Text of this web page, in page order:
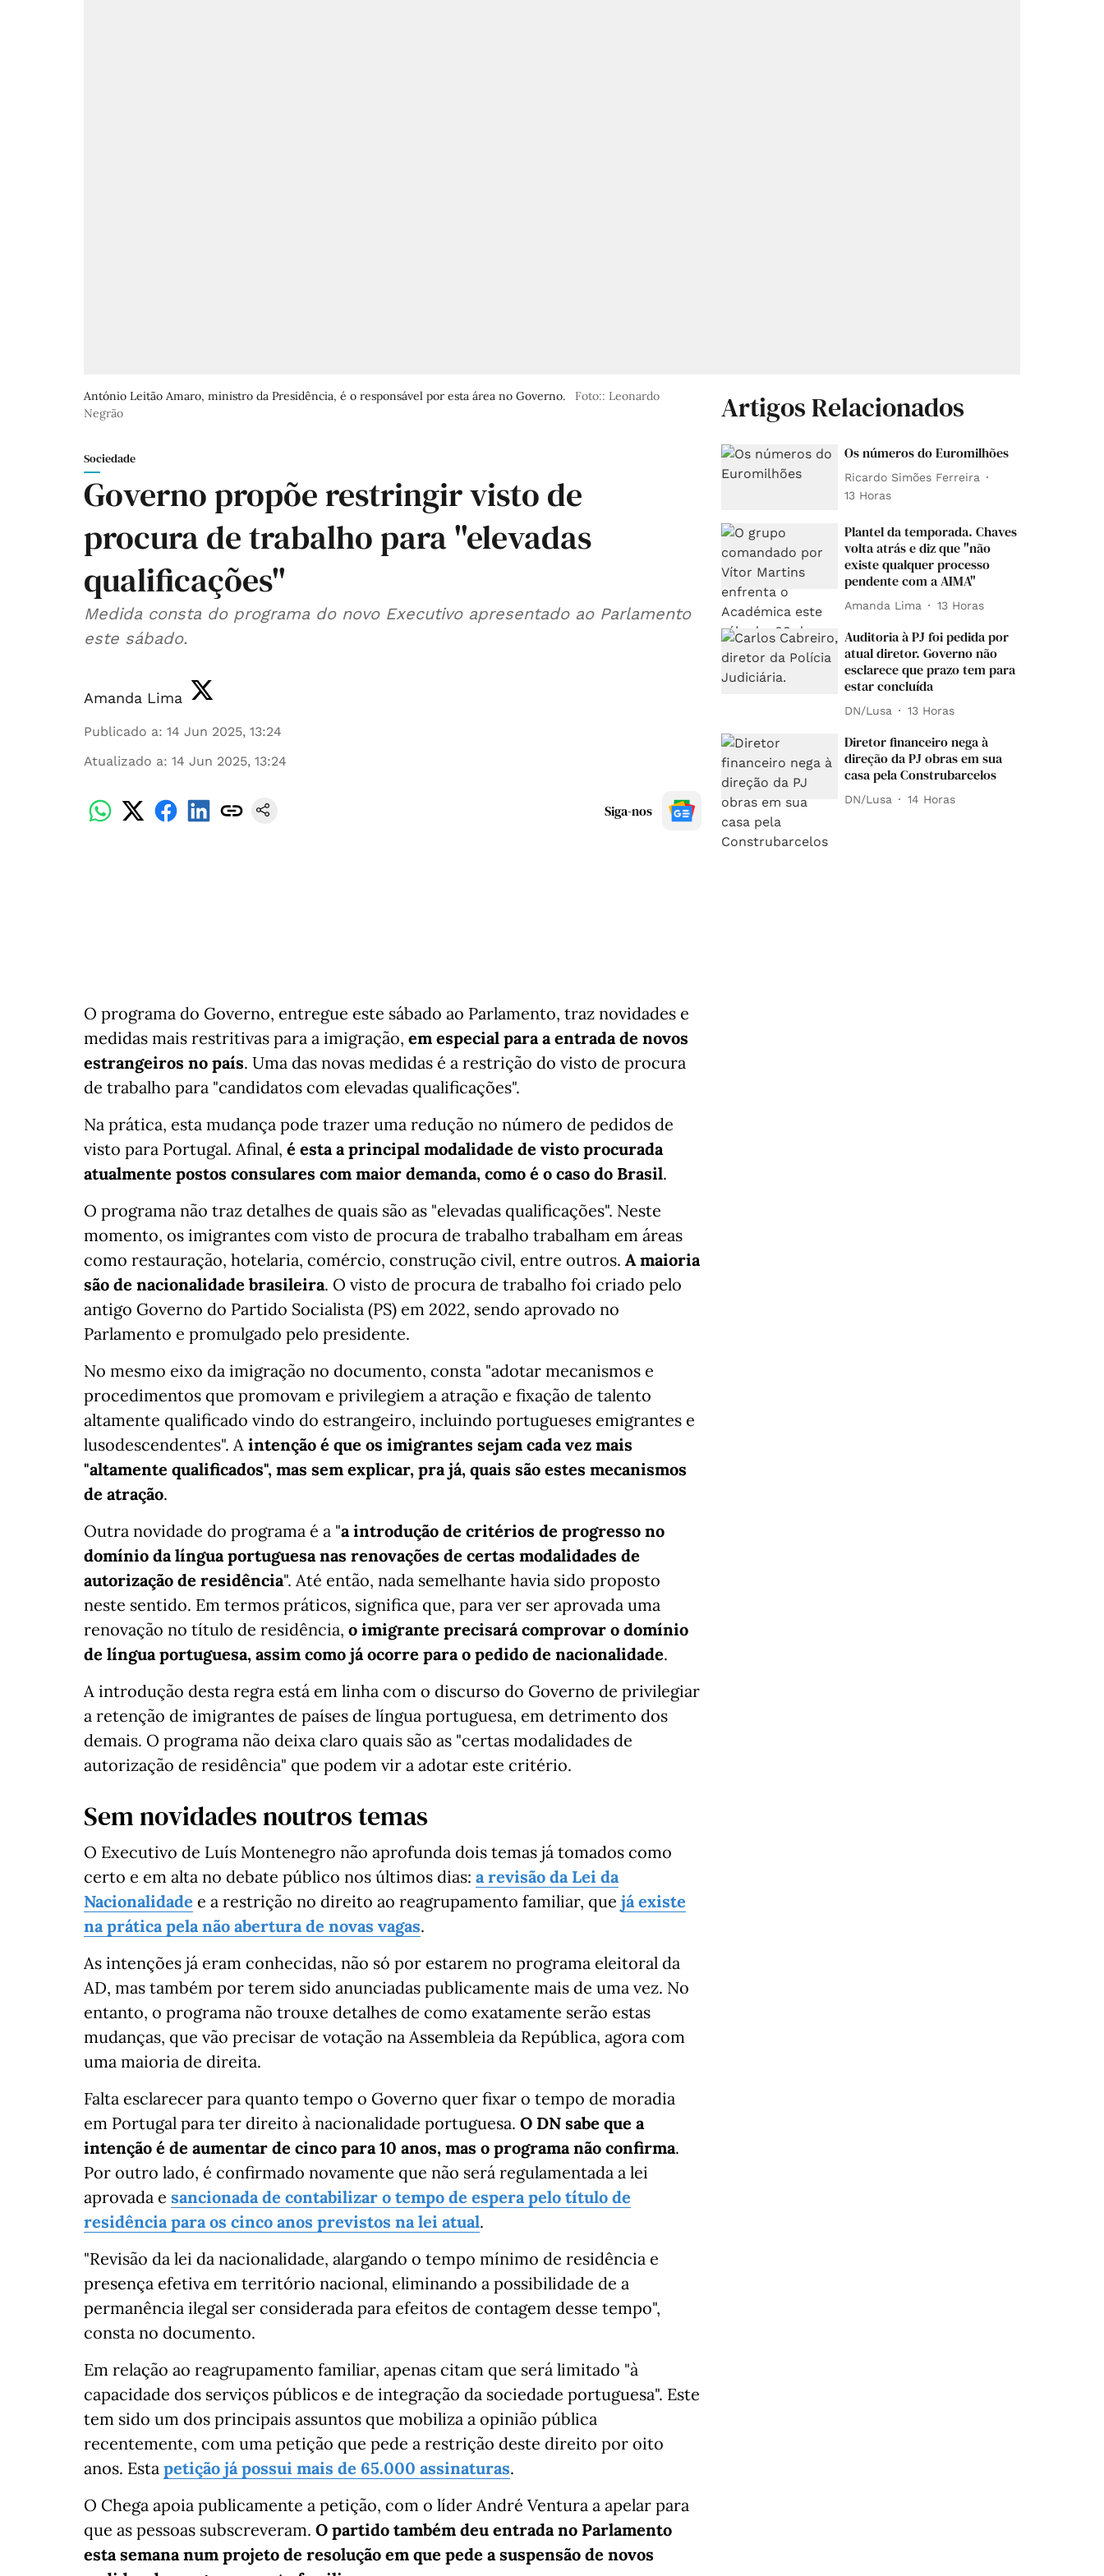
António Leitão Amaro, ministro da Presidência, é o responsável por esta área no Governo.
Foto:: Leonardo
Negrão
Sociedade
Governo propõe restringir visto de
procura de trabalho para "elevadas
qualificações"
Medida consta do programa do novo Executivo apresentado ao Parlamento
este sábado.
Amanda Lima
Publicado a: 14 Jun 2025, 13:24
Atualizado a: 14 Jun 2025, 13:24
Siga-nos
O programa do Governo, entregue este sábado ao Parlamento, traz novidades e
medidas mais restritivas para a imigração, em especial para a entrada de novos
estrangeiros no país. Uma das novas medidas é a restrição do visto de procura
de trabalho para "candidatos com elevadas qualificações".
Na prática, esta mudança pode trazer uma redução no número de pedidos de
visto para Portugal. Afinal, é esta a principal modalidade de visto procurada
atualmente postos consulares com maior demanda, como é o caso do Brasil.
O programa não traz detalhes de quais são as "elevadas qualificações". Neste
momento, os imigrantes com visto de procura de trabalho trabalham em áreas
como restauração, hotelaria, comércio, construção civil, entre outros. A maioria
são de nacionalidade brasileira. O visto de procura de trabalho foi criado pelo
antigo Governo do Partido Socialista (PS) em 2022, sendo aprovado no
Parlamento e promulgado pelo presidente.
No mesmo eixo da imigração no documento, consta "adotar mecanismos e
procedimentos que promovam e privilegiem a atração e fixação de talento
altamente qualificado vindo do estrangeiro, incluindo portugueses emigrantes e
lusodescendentes". A intenção é que os imigrantes sejam cada vez mais
"altamente qualificados", mas sem explicar, pra já, quais são estes mecanismos
de atração.
Outra novidade do programa é a "a introdução de critérios de progresso no
domínio da língua portuguesa nas renovações de certas modalidades de
autorização de residência". Até então, nada semelhante havia sido proposto
neste sentido. Em termos práticos, significa que, para ver ser aprovada uma
renovação no título de residência, o imigrante precisará comprovar o domínio
de língua portuguesa, assim como já ocorre para o pedido de nacionalidade.
A introdução desta regra está em linha com o discurso do Governo de privilegiar
a retenção de imigrantes de países de língua portuguesa, em detrimento dos
demais. O programa não deixa claro quais são as "certas modalidades de
autorização de residência" que podem vir a adotar este critério.
Sem novidades noutros temas
O Executivo de Luís Montenegro não aprofunda dois temas já tomados como
certo e em alta no debate público nos últimos dias: a revisão da Lei da
Nacionalidade e a restrição no direito ao reagrupamento familiar, que já existe
na prática pela não abertura de novas vagas.
As intenções já eram conhecidas, não só por estarem no programa eleitoral da
AD, mas também por terem sido anunciadas publicamente mais de uma vez. No
entanto, o programa não trouxe detalhes de como exatamente serão estas
mudanças, que vão precisar de votação na Assembleia da República, agora com
uma maioria de direita.
Falta esclarecer para quanto tempo o Governo quer fixar o tempo de moradia
em Portugal para ter direito à nacionalidade portuguesa. O DN sabe que a
intenção é de aumentar de cinco para 10 anos, mas o programa não confirma.
Por outro lado, é confirmado novamente que não será regulamentada a lei
aprovada e sancionada de contabilizar o tempo de espera pelo título de
residência para os cinco anos previstos na lei atual.
"Revisão da lei da nacionalidade, alargando o tempo mínimo de residência e
presença efetiva em território nacional, eliminando a possibilidade de a
permanência ilegal ser considerada para efeitos de contagem desse tempo",
consta no documento.
Em relação ao reagrupamento familiar, apenas citam que será limitado "à
capacidade dos serviços públicos e de integração da sociedade portuguesa". Este
tem sido um dos principais assuntos que mobiliza a opinião pública
recentemente, com uma petição que pede a restrição deste direito por oito
anos. Esta petição já possui mais de 65.000 assinaturas.
O Chega apoia publicamente a petição, com o líder André Ventura a apelar para
que as pessoas subscreveram. O partido também deu entrada no Parlamento
esta semana num projeto de resolução em que pede a suspensão de novos
Artigos Relacionados
Os números do Euromilhões
Ricardo Simões Ferreira
13 Horas
Plantel da temporada. Chaves
volta atrás e diz que "não
existe qualquer processo
pendente com a AIMA"
Amanda Lima 13 Horas
Auditoria à PJ foi pedida por
atual diretor. Governo não
esclarece que prazo tem para
estar concluída
DN/Lusa 13 Horas
Diretor financeiro nega à
direção da PJ obras em sua
casa pela Construbarcelos
DN/Lusa 14 Horas